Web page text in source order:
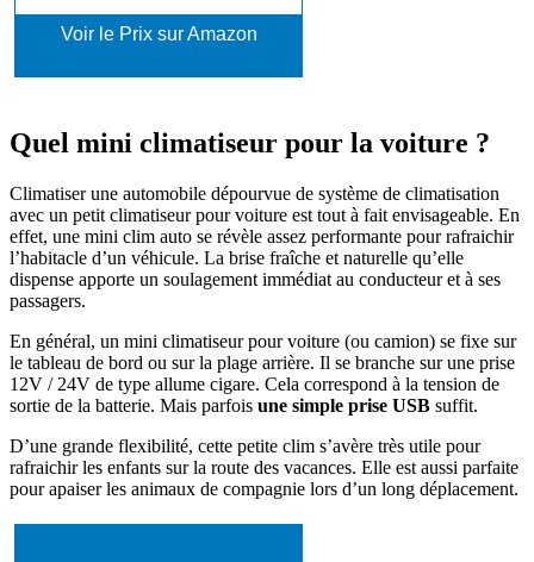
Voir le Prix sur Amazon
Quel mini climatiseur pour la voiture ?
Climatiser une automobile dépourvue de système de climatisation
avec un petit climatiseur pour voiture est tout à fait envisageable. En
effet, une mini clim auto se révèle assez performante pour rafraichir
l’habitacle d’un véhicule. La brise fraîche et naturelle qu’elle
dispense apporte un soulagement immédiat au conducteur et à ses
passagers.
En général, un mini climatiseur pour voiture (ou camion) se fixe sur
le tableau de bord ou sur la plage arrière. Il se branche sur une prise
12V / 24V de type allume cigare. Cela correspond à la tension de
sortie de la batterie. Mais parfois une simple prise USB suffit.
D’une grande flexibilité, cette petite clim s’avère très utile pour
rafraichir les enfants sur la route des vacances. Elle est aussi parfaite
pour apaiser les animaux de compagnie lors d’un long déplacement.